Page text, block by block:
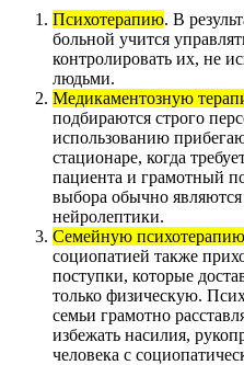
Психотерапию. В
больной учится
контролировать их, не
людьми.
Медикаментозную
подбираются строго
использованию
стационаре, когда
пациента и грамотный
выбора обычно
нейролептики.
Семейную психотерапию
социопатией также
поступки, которые
только физическую.
семьи грамотно
избежать насилия,
человека с